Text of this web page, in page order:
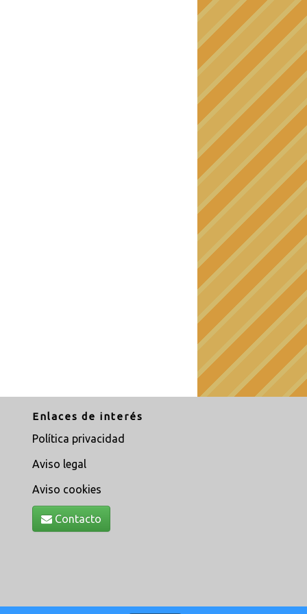
Enlaces de interés
Política privacidad
Aviso legal
Aviso cookies
Contacto